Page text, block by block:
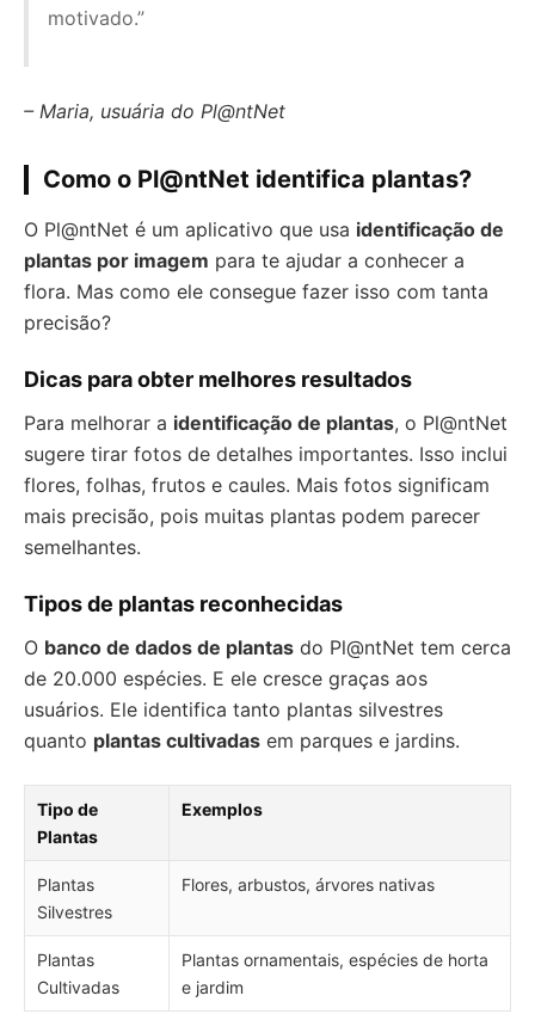
motivado.”
– Maria, usuária do Pl@ntNet
Como o Pl@ntNet identifica plantas?
O Pl@ntNet é um aplicativo que usa identificação de
plantas por imagem para te ajudar a conhecer a
flora. Mas como ele consegue fazer isso com tanta
precisão?
Dicas para obter melhores resultados
Para melhorar a identificação de plantas, o Pl@ntNet
sugere tirar fotos de detalhes importantes. Isso inclui
flores, folhas, frutos e caules. Mais fotos significam
mais precisão, pois muitas plantas podem parecer
semelhantes.
Tipos de plantas reconhecidas
O banco de dados de plantas do Pl@ntNet tem cerca
de 20.000 espécies. E ele cresce graças aos
usuários. Ele identifica tanto plantas silvestres
quanto plantas cultivadas em parques e jardins.
Tipo de
Plantas
Exemplos
Plantas
Silvestres
Flores, arbustos, árvores nativas
Plantas
Cultivadas
Plantas ornamentais, espécies de horta
e jardim